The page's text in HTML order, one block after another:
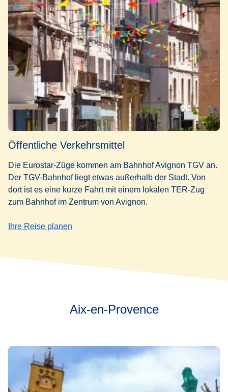
Öffentliche Verkehrsmittel
Die Eurostar-Züge kommen am Bahnhof Avignon TGV an.
Der TGV-Bahnhof liegt etwas außerhalb der Stadt. Von
dort ist es eine kurze Fahrt mit einem lokalen TER-Zug
zum Bahnhof im Zentrum von Avignon.
Ihre Reise planen
Aix-en-Provence